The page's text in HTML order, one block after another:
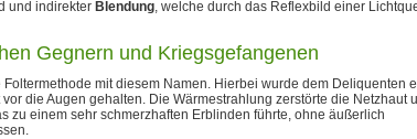
und indirekter Blendung, welche durch das Reflexbild einer
Gegnern und Kriegsgefangenen
Foltermethode mit diesem Namen. Hierbei wurde dem Deliquenten
die Augen gehalten. Die Wärmestrahlung zerstörte die Netzhaut
zu einem sehr schmerzhaften Erblinden führte, ohne äußerlich